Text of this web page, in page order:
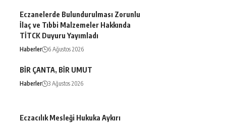
Eczanelerde Bulundurulması Zorunlu
İlaç ve Tıbbi Malzemeler Hakkında
TİTCK Duyuru Yayımladı
Haberler 6 Ağustos 2026
BİR ÇANTA, BİR UMUT
Haberler 3 Ağustos 2026
Eczacılık Mesleği Hukuka Aykırı